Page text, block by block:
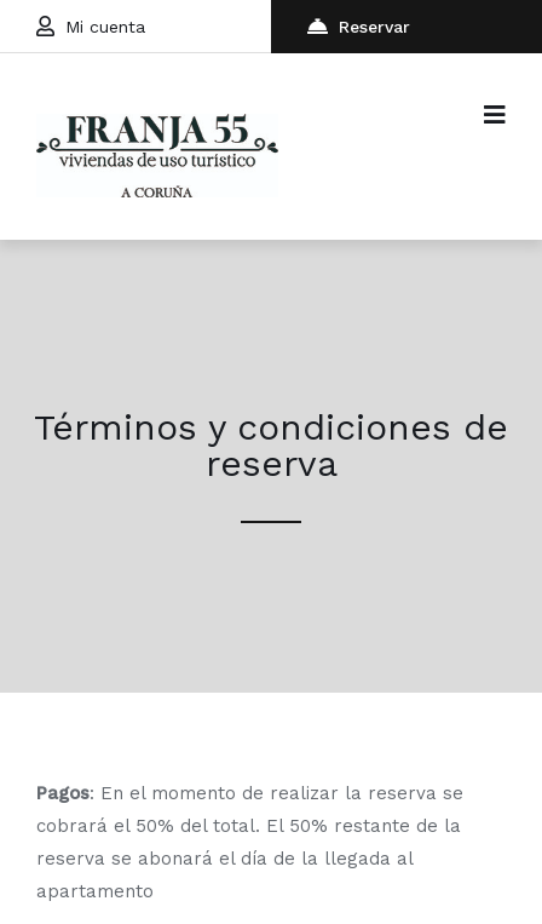
Mi cuenta Reservar
Términos y condiciones de
reserva
Pagos: En el momento de realizar la reserva se
cobrará el 50% del total. El 50% restante de la
reserva se abonará el día de la llegada al
apartamento